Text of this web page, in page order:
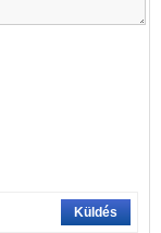
Küldés